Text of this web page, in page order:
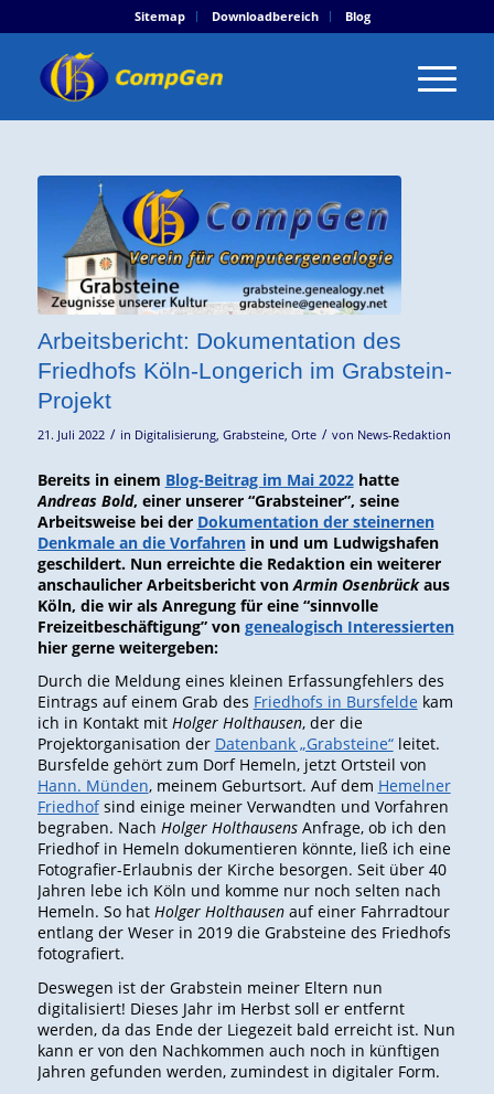
Sitemap Downloadbereich Blog
Arbeitsbericht: Dokumentation des
Friedhofs Köln-Longerich im Grabstein-
Projekt
21. Juli 2022 / in Digitalisierung, Grabsteine, Orte / von News-Redaktion
Bereits in einem Blog-Beitrag im Mai 2022hatte
Andreas Bold, einer unserer “Grabsteiner”, seine
Arbeitsweise bei der Dokumentation der steinernen
Denkmale an die Vorfahrenin und um Ludwigshafen
geschildert. Nun erreichte die Redaktion ein weiterer
anschaulicher Arbeitsbericht vonArmin Osenbrückaus
Köln, die wir als Anregung für eine “sinnvolle
Freizeitbeschäftigung” von genealogisch Interessierten
hier gerne weitergeben:
Durch die Meldung eines kleinen Erfassungfehlers des
Eintrags auf einem Grab des Friedhofs in Bursfelde kam
ich in Kontakt mit Holger Holthausen, der die
Projektorganisation der Datenbank „Grabsteine“leitet.
Bursfelde gehört zum Dorf Hemeln, jetzt Ortsteil von
Hann. Münden, meinem Geburtsort. Auf dem Hemelner
Friedhofsind einige meiner Verwandten und Vorfahren
begraben. Nach Holger HolthausensAnfrage, ob ich den
Friedhof in Hemeln dokumentieren könnte, ließ ich eine
Fotografier-Erlaubnis der Kirche besorgen. Seit über 40
Jahren lebe ich Köln und komme nur noch selten nach
Hemeln. So hat Holger Holthausenauf einer Fahrradtour
entlang der Weser in 2019 die Grabsteine des Friedhofs
fotografiert.
Deswegen ist der Grabstein meiner Eltern nun
digitalisiert! Dieses Jahr im Herbst soll er entfernt
werden, da das Ende der Liegezeit bald erreicht ist. Nun
kann er von den Nachkommen auch noch in künftigen
Jahren gefunden werden, zumindest in digitaler Form.